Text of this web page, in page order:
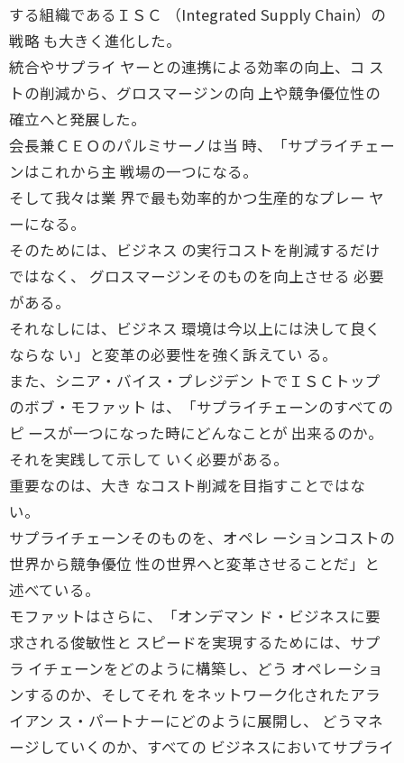
する組織であるＩＳＣ （Integrated Supply Chain）の
戦略 も大きく進化した。
統合やサプライ ヤーとの連携による効率の向上、コ ス
トの削減から、グロスマージンの向 上や競争優位性の
確立へと発展した。
会長兼ＣＥＯのパルミサーノは当 時、「サプライチェー
ンはこれから主 戦場の一つになる。
そして我々は業 界で最も効率的かつ生産的なプレー ヤ
ーになる。
そのためには、ビジネス の実行コストを削減するだけ
ではなく、 グロスマージンそのものを向上させる 必要
がある。
それなしには、ビジネス 環境は今以上には決して良く
ならな い」と変革の必要性を強く訴えてい る。
また、シニア・バイス・プレジデン トでＩＳＣトップ
のボブ・モファット は、「サプライチェーンのすべての
ピ ースが一つになった時にどんなことが 出来るのか。
それを実践して示して いく必要がある。
重要なのは、大き なコスト削減を目指すことではな
い。
サプライチェーンそのものを、オペレ ーションコストの
世界から競争優位 性の世界へと変革させることだ」と
述べている。
モファットはさらに、「オンデマン ド・ビジネスに要
求される俊敏性と スピードを実現するためには、サプ
ラ イチェーンをどのように構築し、どう オペレーショ
ンするのか、そしてそれ をネットワーク化されたアラ
イアン ス・パートナーにどのように展開し、 どうマネ
ージしていくのか、すべての ビジネスにおいてサプライ